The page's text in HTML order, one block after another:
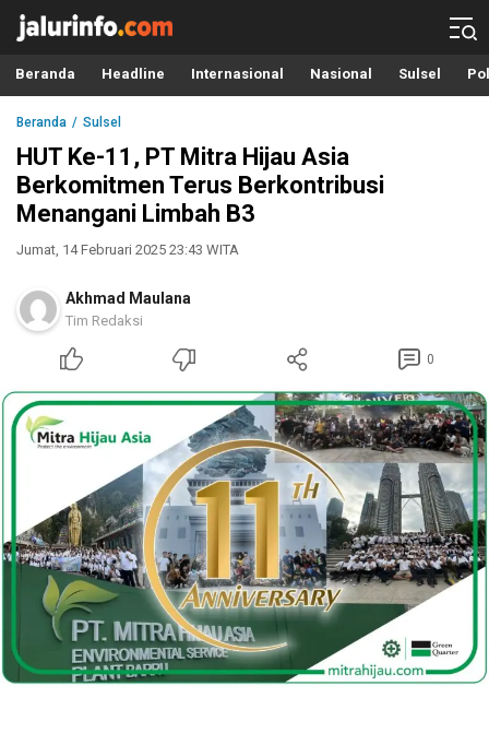
Info Terbaru, Berita Terkini Hari Ini, Jalurinfo.com
Terkini, Akurat dan Terpercaya
Beranda Headline Internasional Nasional Sulsel
Beranda Sulsel
HUT Ke-11, PT Mitra Hijau Asia
Berkomitmen Terus Berkontribusi
Menangani Limbah B3
Jumat, 14 Februari 2025 23:43 WITA
Akhmad Maulana
Tim Redaksi
0